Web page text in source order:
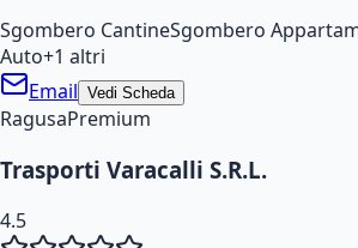
Sgombero CantineSgombero
Auto+1 altri
Email Vedi Scheda
RagusaPremium
Trasporti Varacalli S.R.L.
4.5